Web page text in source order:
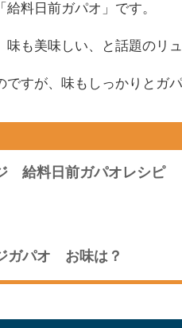
料日前ガパオ」です。
も美味しい、と話題のリ
すが、味もしっかりとガパ
給料日前ガパオレシピ
ガパオ お味は？